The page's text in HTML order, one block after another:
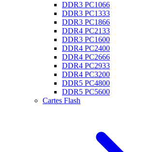
DDR3 PC1066
DDR3 PC1333
DDR3 PC1866
DDR4 PC2133
DDR3 PC1600
DDR4 PC2400
DDR4 PC2666
DDR4 PC2933
DDR4 PC3200
DDR5 PC4800
DDR5 PC5600
Cartes Flash